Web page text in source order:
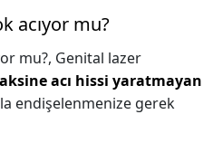
acıyor mu?
mu?, Genital lazer
acı hissi yaratmayan
endişelenmenize gerek